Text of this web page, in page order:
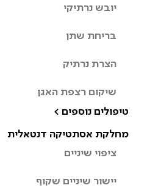
יובש נרתיקי
בריחת שתן
הצרת נרתיק
שיקום רצפת האגן
טיפולים נוספים >
מחלקת אסתטיקה דנטאלית
ציפוי שיניים
יישור שיניים שקוף